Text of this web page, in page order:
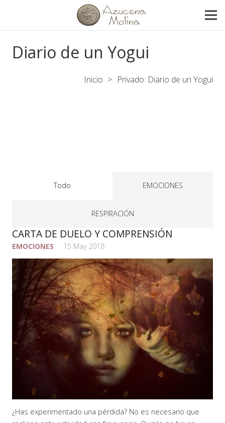
Diario de un Yogui
Inicio > Privado: Diario de un Yogui
Todo EMOCIONES
RESPIRACIÓN
CARTA DE DUELO Y COMPRENSIÓN
EMOCIONES 15 May 2018
¿Has experimentado una pérdida? No es necesario que